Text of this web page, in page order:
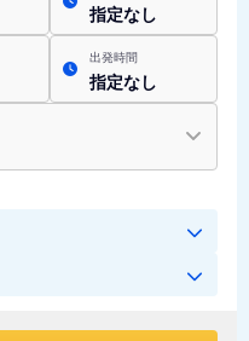
指定なし
出発時間
指定なし